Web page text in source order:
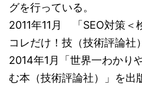
グを行っている。
2011年11月 「SEO対策＜
コレだけ！技（技術評論社
2014年1月「世界一わかり
む本（技術評論社）」を出